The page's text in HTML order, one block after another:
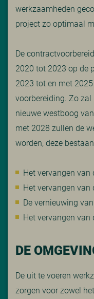
werkzaamheden
project zo optimaal
De
2020 tot 2023 op de
2023 tot en met
voorbereiding. Zo
nieuwe westboog
met 2028 zullen de
worden, deze
Het vervangen van
Het vervangen van
De vernieuwing
Het vervangen van
DE
De uit te voeren
zorgen voor zowel